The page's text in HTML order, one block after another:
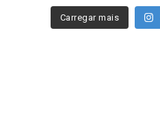
Carregar mais